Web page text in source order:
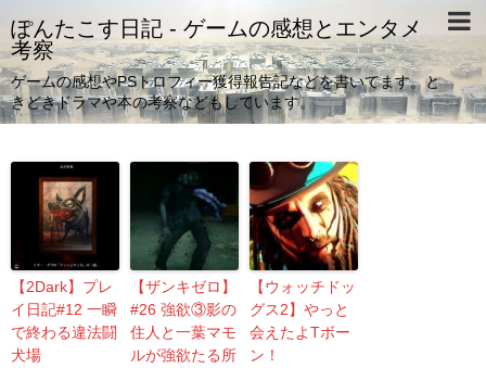
ぽんたこす日記 - ゲームの感想とエンタメ
考察
ゲームの感想やPSトロフィー獲得報告記などを書いてます。と
きどきドラマや本の考察などもしています。
【2Dark】プレ
イ日記#12 一瞬
で終わる違法闘
犬場
【ザンキゼロ】
#26 強欲③影の
住人と一葉マモ
ルが強欲たる所
【ウォッチドッ
グス2】やっと
会えたよTボー
ン！